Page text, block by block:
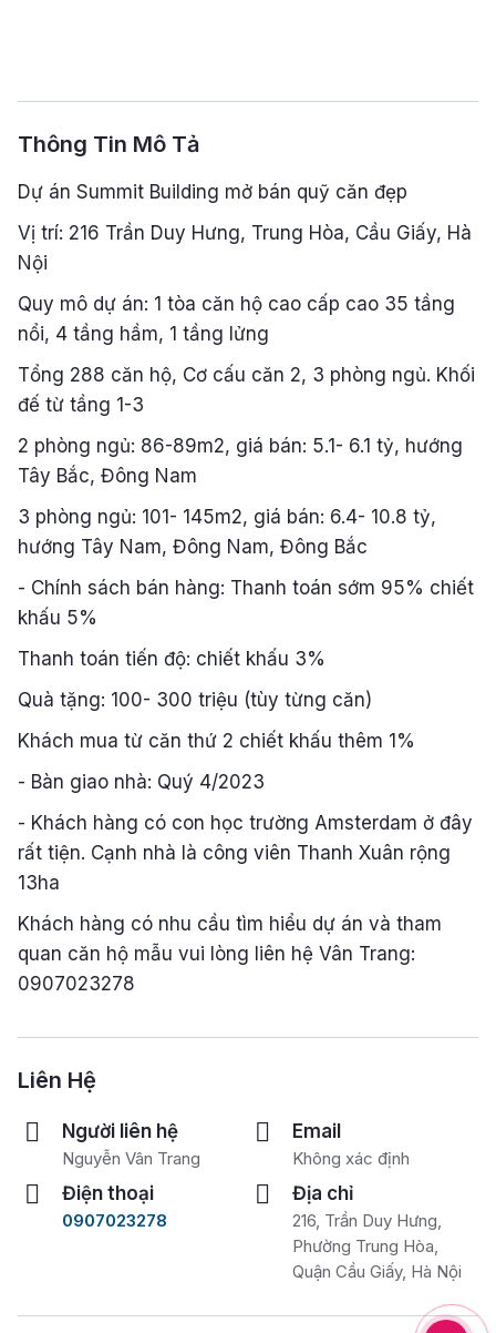
Thông Tin Mô Tả
Dự án Summit Building mở bán quỹ căn đẹp
Vị trí: 216 Trần Duy Hưng, Trung Hòa, Cầu Giấy, Hà
Nội
Quy mô dự án: 1 tòa căn hộ cao cấp cao 35 tầng
nổi, 4 tầng hầm, 1 tầng lửng
Tổng 288 căn hộ, Cơ cấu căn 2, 3 phòng ngủ. Khối
đế từ tầng 1-3
2 phòng ngủ: 86-89m2, giá bán: 5.1- 6.1 tỷ, hướng
Tây Bắc, Đông Nam
3 phòng ngủ: 101- 145m2, giá bán: 6.4- 10.8 tỷ,
hướng Tây Nam, Đông Nam, Đông Bắc
- Chính sách bán hàng: Thanh toán sớm 95% chiết
khấu 5%
Thanh toán tiến độ: chiết khấu 3%
Quà tặng: 100- 300 triệu (tùy từng căn)
Khách mua từ căn thứ 2 chiết khấu thêm 1%
- Bàn giao nhà: Quý 4/2023
- Khách hàng có con học trường Amsterdam ở đây
rất tiện. Cạnh nhà là công viên Thanh Xuân rộng
13ha
Khách hàng có nhu cầu tìm hiểu dự án và tham
quan căn hộ mẫu vui lòng liên hệ Vân Trang:
0907023278
Liên Hệ
Người liên hệ
Nguyễn Vân Trang
Email
Không xác định
Điện thoại
0907023278
Địa chỉ
216, Trần Duy Hưng,
Phường Trung Hòa,
Quận Cầu Giấy, Hà Nội